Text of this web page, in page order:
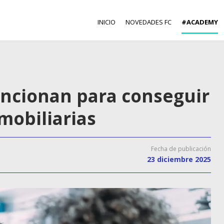
INICIO NOVEDADES FC #ACADEMY
para conseguir
Fecha de publicación
23 diciembre 2025